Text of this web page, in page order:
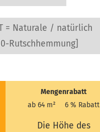
= Naturale / natürlich
Rutschhemmung]
Mengenrabatt
ab 64 m²
6 % Rabatt
Die Höhe des